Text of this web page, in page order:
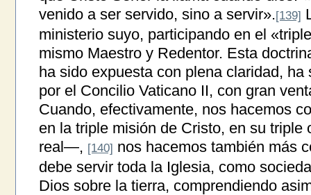
venido a ser servido, sino a servir».[139]
ministerio suyo, participando en el
mismo Maestro y Redentor. Esta
ha sido expuesta con plena claridad,
por el Concilio Vaticano II, con gran
Cuando, efectivamente, nos hacemos
en la triple misión de Cristo, en su
real—, [140] nos hacemos también más
debe servir toda la Iglesia, como
Dios sobre la tierra, comprendiendo